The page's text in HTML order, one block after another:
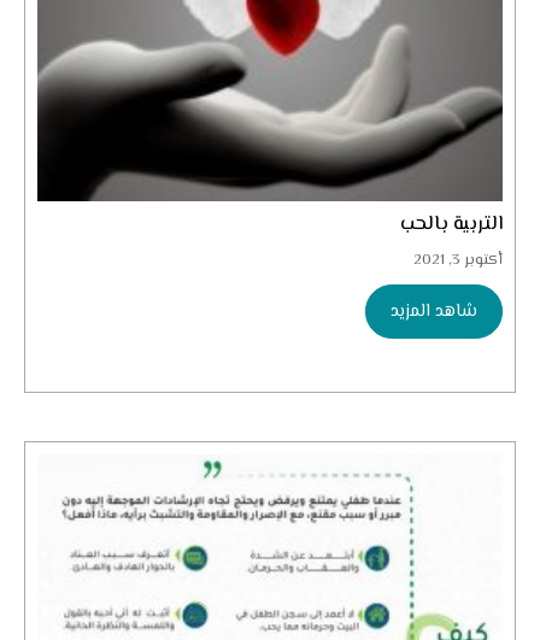
التربية بالحب
أكتوبر 3, 2021
شاهد المزيد